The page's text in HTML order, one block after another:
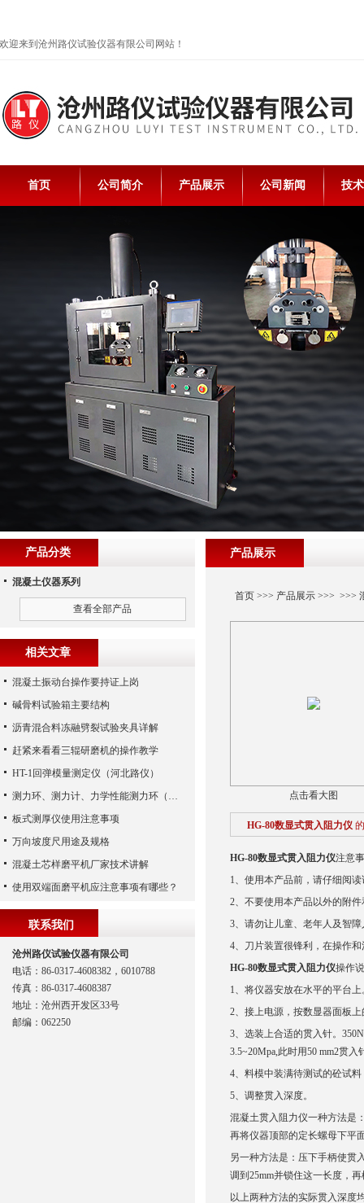
欢迎来到沧州路仪试验仪器有限公司网站！
首页 公司简介 产品展示 公司新闻 技
产品展示
首页>>> 产品展示>>> >>>
点击看大图
HG-80数显式贯入阻力仪
HG-80数显式贯入阻力仪注意
1、使用本产品前，请仔细阅
2、不要使用本产品以外的附
3、请勿让儿童、老年人及智
4、刀片装置很锋利，在操作
HG-80数显式贯入阻力仪操作
1、将仪器安放在水平的平台上
2、接上电源，按数显器面板
3、选装上合适的贯入针。
3.5~20Mpa,此时用50 mm2贯
4、料模中装满待测试的砼试
5、调整贯入深度。
混凝土贯入阻力仪一种方法是
再将仪器顶部的定长螺母下平
另一种方法是：压下手柄使贯
调到25mm并锁住这一长度，
以上两种方法的实际贯入深度
产品分类
混凝土仪器系列
查看全部产品
相关文章
混凝土振动台操作要持证上岗
碱骨料试验箱主要结构
沥青混合料冻融劈裂试验夹具详解
赶紧来看看三辊研磨机的操作教学
HT-1回弹模量测定仪（河北路仪）
测力环、测力计、力学性能测力环（河北路仪）
板式测厚仪使用注意事项
万向坡度尺用途及规格
混凝土芯样磨平机厂家技术讲解
使用双端面磨平机应注意事项有哪些？
联系我们
沧州路仪试验仪器有限公司
电话：86-0317-4608382，6010788
传真：86-0317-4608387
地址：沧州西开发区33号
邮编：062250